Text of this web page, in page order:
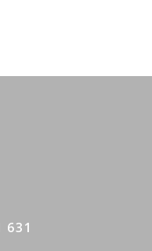
631